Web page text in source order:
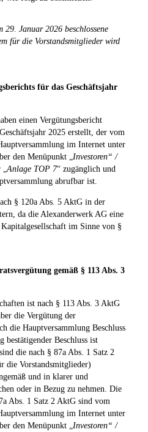
29. Januar 2026 beschlossene
für die Vorstandsmitglieder wird
für das Geschäftsjahr
einen Vergütungsbericht
2025 erstellt, der vom
im Internet unter
den Menüpunkt „ Investoren“ /
Anlage TOP 7“ zugänglich und
abrufbar ist.
§ 120a Abs. 5 AktG in der
da die Alexanderwerk AG eine
im Sinne von §
gemäß § 113 Abs. 3
ist nach § 113 Abs. 3 AktG
die Vergütung der
die Hauptversammlung Beschluss
bestätigender Beschluss ist
die nach § 87a Abs. 1 Satz 2
die Vorstandsmitglieder)
und in klarer und
oder in Bezug zu nehmen. Die
Abs. 1 Satz 2 AktG sind vom
im Internet unter
den Menüpunkt „ Investoren“ /